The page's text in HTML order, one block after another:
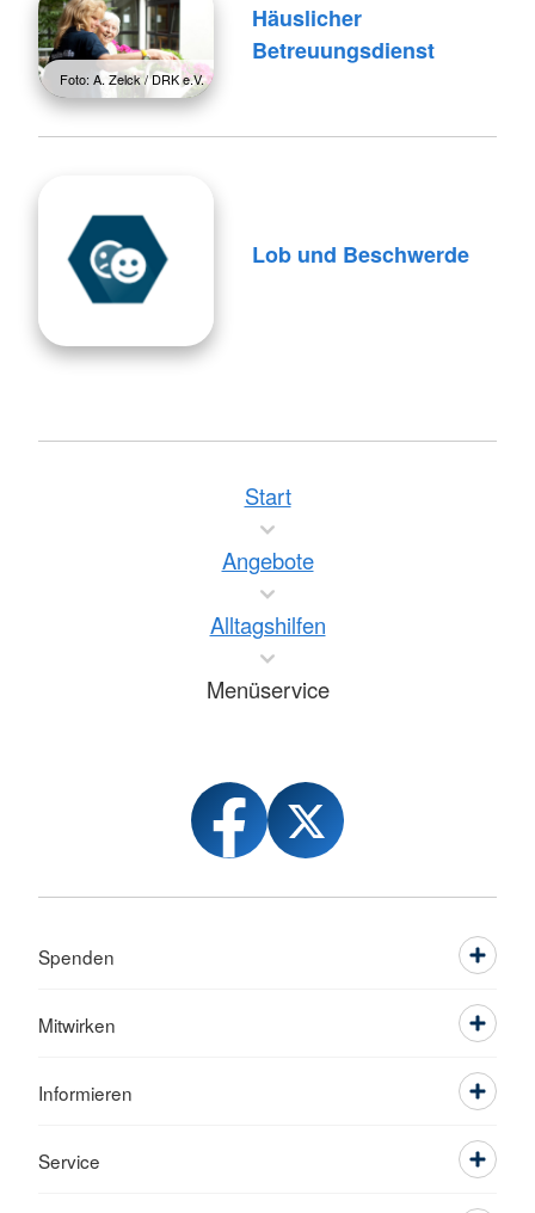
Foto: A. Zelck / DRK e.V.
Häuslicher
Betreuungsdienst
Lob und Beschwerde
Start
Angebote
Alltagshilfen
Menüservice
Spenden
Mitwirken
Informieren
Service